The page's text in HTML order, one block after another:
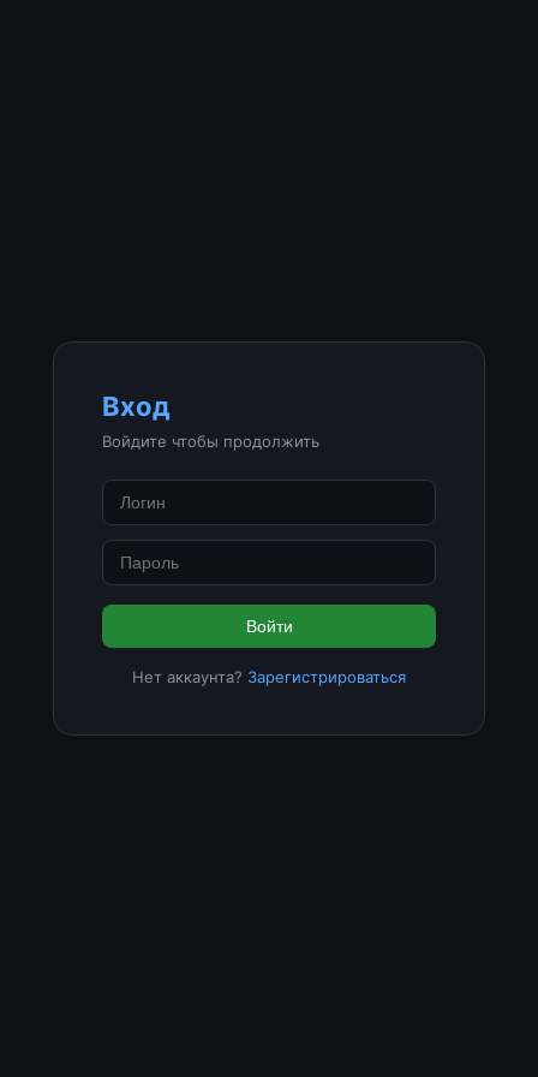
Вход
Войдите чтобы продолжить
Войти
Нет аккаунта? Зарегистрироваться